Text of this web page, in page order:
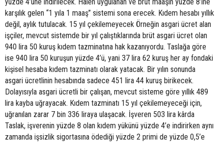
karşılık gelen “1 yıla 1 maaş” sistemi sona erecek. Kıdem hesabı yıllık
değil, aylık tutulacak. 15 yıl çekilemeyecek Örneğin asgari ücret alan
işçiler, mevcut sistemde bir yıl çalıştıklarında brüt asgari ücret olan
940 lira 50 kuruş kıdem tazminatına hak kazanıyordu. Taslağa göre
ise 940 lira 50 kuruşun yüzde 4’ü, yani 37 lira 62 kuruş her ay fondaki
kişisel hesaba kıdem tazminatı olarak yatacak. Bir yılın sonunda
asgari ücretlinin hesabında sadece 451 lira 44 kuruş birikecek.
Dolayısıyla asgari ücretli bir çalışan, mevcut sisteme göre yıllık 489
lira kayba uğrayacak. Kıdem tazminatı 15 yıl çekilemeyeceği için,
uğranılan zarar 7 bin 336 liraya ulaşacak. İşveren 503 lira kârda
Taslak, işverenin yüzde 8 olan kıdem yükünü yüzde 4’e indirirken aynı
zamanda işsizlik sigortasına ödediği yüzde 2 primi de yüzde 0,5’e